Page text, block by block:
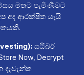
මතට පැමිණීමට
අද ආරක්ෂිත යැයි
සයිබර්
Now, Decrypt
දැවැන්ත